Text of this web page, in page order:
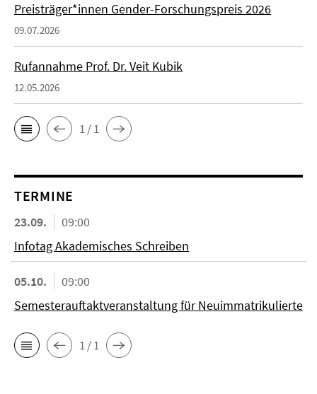
Preisträger*innen Gender-Forschungspreis 2026
09.07.2026
Rufannahme Prof. Dr. Veit Kubik
12.05.2026
1 / 1
TERMINE
23.09.
09:00
Infotag Akademisches Schreiben
05.10.
09:00
Semesterauftaktveranstaltung für Neuimmatrikulierte
1 / 1